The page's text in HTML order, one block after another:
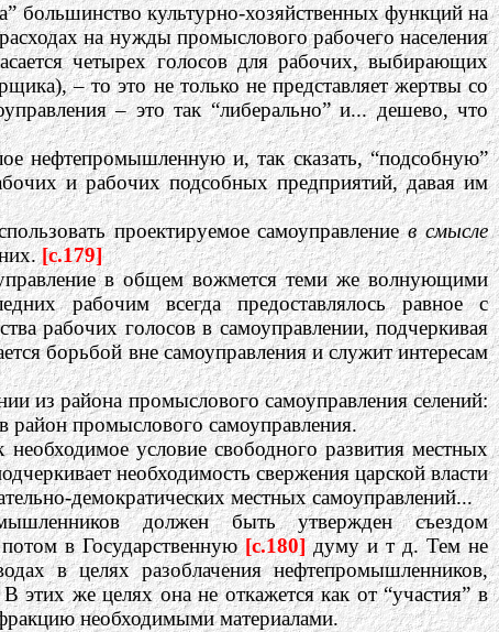
большинство культурно-хозяйственных функций на
на нужды промыслового рабочего населения
четырех голосов для рабочих, выбирающих
– то это не только не представляет жертвы со
– это так “либерально” и... дешево, что
нефтепромышленную и, так сказать, “подсобную”
и рабочих подсобных предприятий, давая им
проектируемое самоуправлениев смысле
[c.179]
в общем вожмется теми же волнующими
рабочим всегда предоставлялось равное с
рабочих голосов в самоуправлении, подчеркивая
борьбой вне самоуправления и служит интересам
из района промыслового самоуправления селений:
район промыслового самоуправления.
условие свободного развития местных
необходимость свержения царской власти
демократических местных самоуправлений...
должен быть утвержден съездом
в Государственную[c.180] думу и т д. Тем не
в целях разоблачения нефтепромышленников,
этих же целях она не откажется как от “участия” в
необходимыми материалами.